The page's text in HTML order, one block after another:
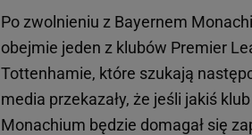
Po zwolnieniu z Bayernem
obejmie jeden z klubów Premier
Tottenhamie, które szukają
media przekazały, że jeśli jakiś
Monachium będzie domagał się